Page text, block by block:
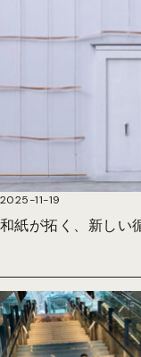
2025-11-19
和紙が拓く、新しい